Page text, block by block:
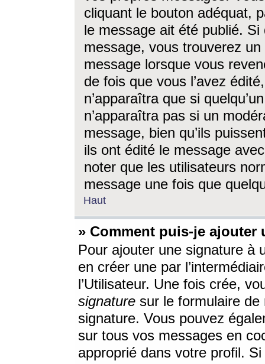
cliquant le bouton adéquat,
le message ait été publié. Si
message, vous trouverez
message lorsque vous
de fois que vous l’avez
n’apparaîtra que si
n’apparaîtra pas si un
message, bien qu’ils
ils ont édité le message
noter que les utilisateurs
message une fois que
Haut
» Comment puis-je ajouter
Pour ajouter une signature à
en créer une par
l’Utilisateur. Une fois crée,
signature sur le formulaire de
signature. Vous pouvez
sur tous vos messages en
approprié dans votre profil.